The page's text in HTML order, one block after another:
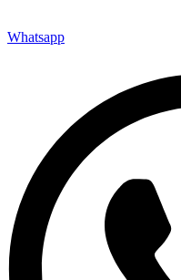
Whatsapp